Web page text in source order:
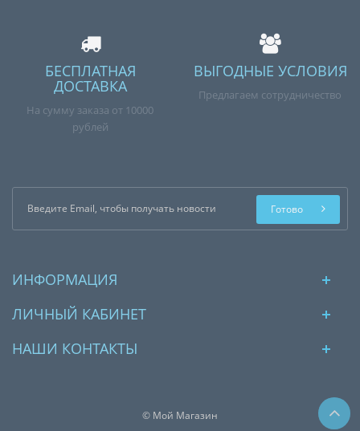
БЕСПЛАТНАЯ
ДОСТАВКА
На сумму заказа от 10000
рублей
ВЫГОДНЫЕ УСЛОВИЯ
Предлагаем сотрудничество
Готово
ИНФОРМАЦИЯ
ЛИЧНЫЙ КАБИНЕТ
НАШИ КОНТАКТЫ
© Мой Магазин